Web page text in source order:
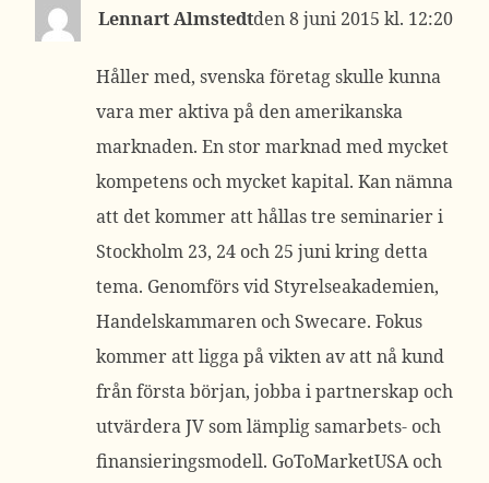
Lennart Almstedt 8 juni 2015 kl. 12:20
Håller med, svenska företag skulle kunna
vara mer aktiva på den amerikanska
marknaden. En stor marknad med mycket
kompetens och mycket kapital. Kan nämna
att det kommer att hållas tre seminarier i
Stockholm 23, 24 och 25 juni kring detta
tema. Genomförs vid Styrelseakademien,
Handelskammaren och Swecare. Fokus
kommer att ligga på vikten av att nå kund
från första början, jobba i partnerskap och
utvärdera JV som lämplig samarbets- och
finansieringsmodell. GoToMarketUSA och